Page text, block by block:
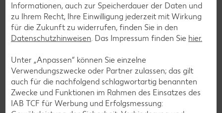
Rezepte entdecken
Informationen, auch zur Speicherdauer der Daten und
zu Ihrem Recht, Ihre Einwilligung jederzeit mit Wirkung
für die Zukunft zu widerrufen, finden Sie in den
Datenschutzhinweisen . Das Impressum finden Sie hier.
Unter „Anpassen“ können Sie einzelne
Verwendungszwecke oder Partner zulassen; das gilt
auch für die nachfolgend schlagwortartig benannten
Zwecke und Funktionen im Rahmen des Einsatzes des
IAB TCF für Werbung und Erfolgsmessung: